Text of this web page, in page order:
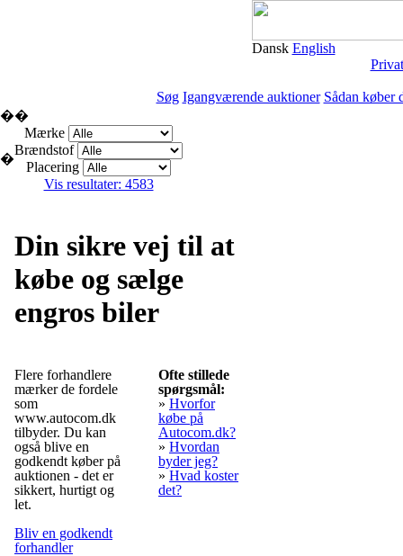
Dansk English
Privat
Søg Igangværende auktioner Sådan køber
��
�
Mærke
Brændstof
Placering
Vis resultater: 4583
Din sikre vej til at
købe og sælge
engros biler
Flere forhandlere
mærker de fordele
som
www.autocom.dk
tilbyder. Du kan
også blive en
godkendt køber på
auktionen - det er
sikkert, hurtigt og
let.
Bliv en godkendt
forhandler
Ofte stillede
spørgsmål:
» Hvorfor
købe på
Autocom.dk?
» Hvordan
byder jeg?
» Hvad koster
det?